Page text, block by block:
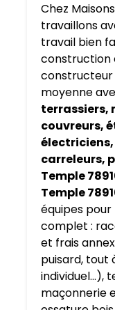
Chez
travaillons
travail bien
construction
constructeur
moyenne
terrassiers,
couvreurs,
carreleurs,
Temple
Temple
équipes
complet :
et frais
puisard, tout
individuel…),
maçonnerie